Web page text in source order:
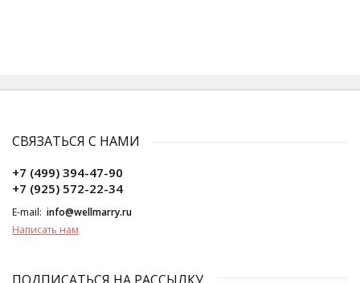
СВЯЗАТЬСЯ С НАМИ
+7 (499) 394-47-90
+7 (925) 572-22-34
E-mail: info@wellmarry.ru
Написать нам